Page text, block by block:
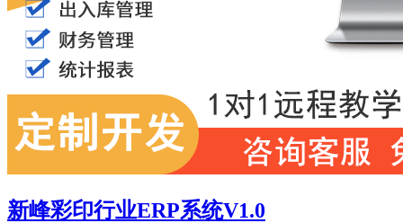
新峰彩印行业ERP系统V1.0